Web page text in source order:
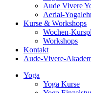
Aude Vivere
Aerial-
Kurse & Workshops
Wochen-
Workshops
Kontakt
Aude-Vivere-
Yoga
Yoga Kurse